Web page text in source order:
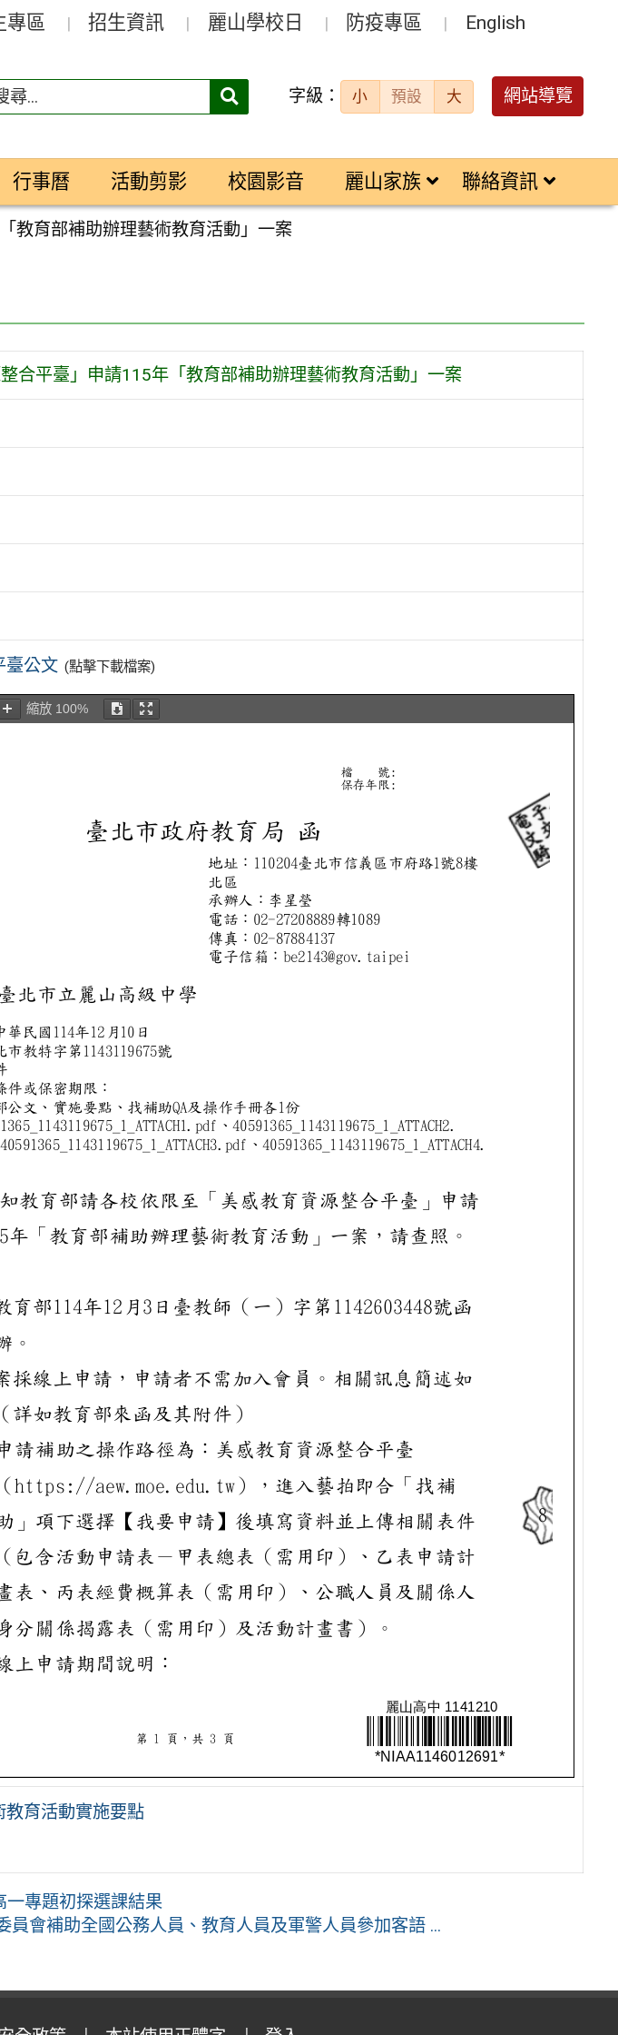
專區 招生資訊 麗山學校日 防疫專區 English
搜
字級： 小 預設 大 網站導覽
行事曆 活動剪影 校園影音 麗山家族 聯絡資訊
教育部補助辦理藝術教育活動」一案
合平臺」申請115年「教育部補助辦理藝術教育活動」一案
臺公文 (點擊下載檔案)
縮放 100%
育活動實施要點
一專題初探選課結果
員會補助全國公務人員、教育人員及軍警人員參加客語 ...